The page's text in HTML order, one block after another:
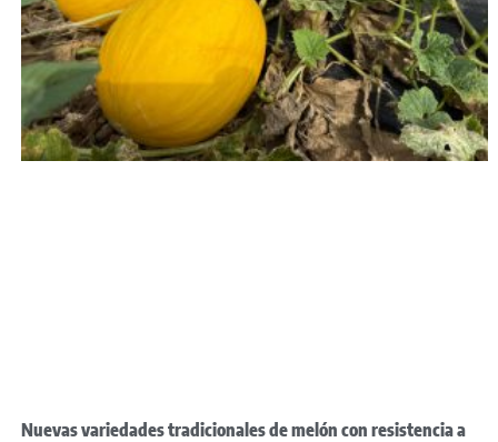
Nuevas variedades tradicionales de melón con resistencia a